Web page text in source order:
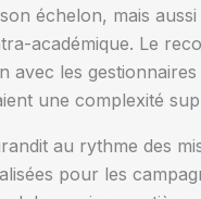
échelon, mais
académique. Le
avec les
une complexité
au rythme des
pour les